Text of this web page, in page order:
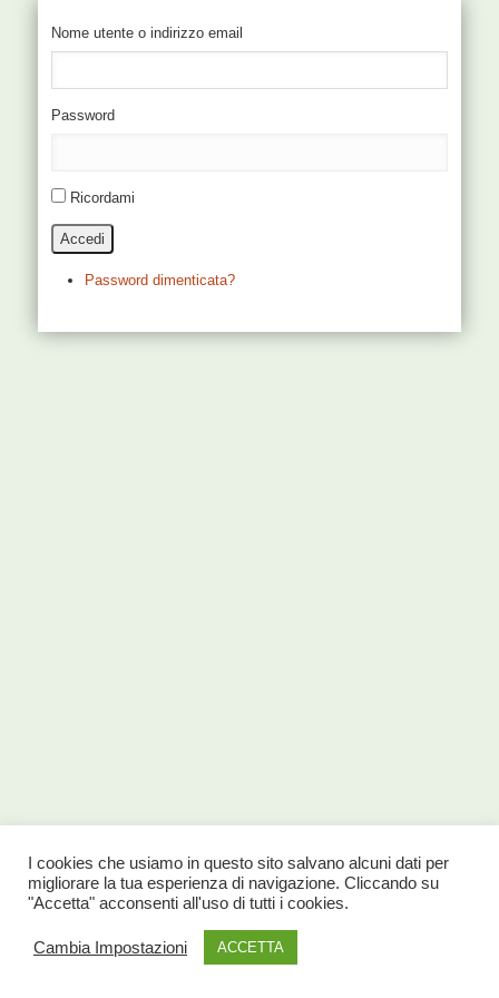
Nome utente o indirizzo email
Password
Ricordami
Accedi
Password dimenticata?
I cookies che usiamo in questo sito salvano alcuni dati per
migliorare la tua esperienza di navigazione. Cliccando su
"Accetta" acconsenti all'uso di tutti i cookies.
Cambia Impostazioni ACCETTA